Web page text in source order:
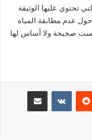
تحتوي عليها الوثيقة
عدم مطابقة المياه
صحيحة ولا أساس لها
مشاركة عبر البريد